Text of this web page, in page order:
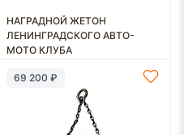
НАГРАДНОЙ ЖЕТОН
ЛЕНИНГРАДСКОГО АВТО-
МОТО КЛУБА
69 200 ₽